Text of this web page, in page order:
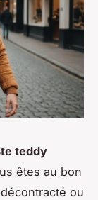
teddy
êtes au bon
ou